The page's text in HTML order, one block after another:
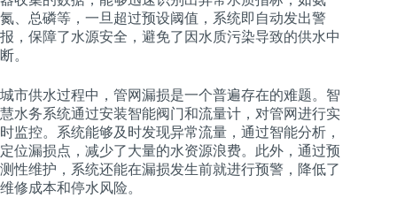
氮、总磷等，一旦超过预设阈值，系统即自动发出警
报，保障了水源安全，避免了因水质污染导致的供水中
断。
城市供水过程中，管网漏损是一个普遍存在的难题。智
慧水务系统通过安装智能阀门和流量计，对管网进行实
时监控。系统能够及时发现异常流量，通过智能分析，
定位漏损点，减少了大量的水资源浪费。此外，通过预
测性维护，系统还能在漏损发生前就进行预警，降低了
维修成本和停水风险。